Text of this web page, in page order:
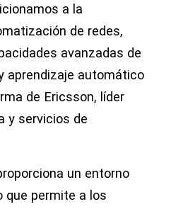
a la
de redes,
avanzadas de
aprendizaje automático
de Ericsson, líder
y servicios de
un entorno
que permite a los